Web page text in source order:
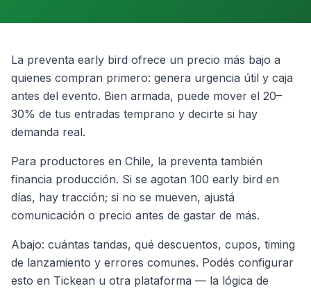
La preventa early bird ofrece un precio más bajo a
quienes compran primero: genera urgencia útil y caja
antes del evento. Bien armada, puede mover el 20–
30% de tus entradas temprano y decirte si hay
demanda real.
Para productores en Chile, la preventa también
financia producción. Si se agotan 100 early bird en
días, hay tracción; si no se mueven, ajustá
comunicación o precio antes de gastar de más.
Abajo: cuántas tandas, qué descuentos, cupos, timing
de lanzamiento y errores comunes. Podés configurar
esto en Tickean u otra plataforma — la lógica de